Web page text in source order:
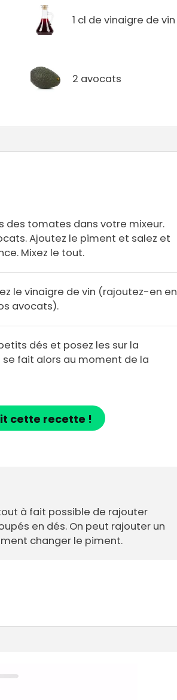
1 cl de vinaigre de vin
2 avocats
des tomates dans votre mixeur.
Ajoutez le piment et salez et
Mixez le tout.
le vinaigre de vin (rajoutez-en en
avocats).
dés et posez les sur la
fait alors au moment de la
cette recette !
à fait possible de rajouter
en dés. On peut rajouter un
changer le piment.